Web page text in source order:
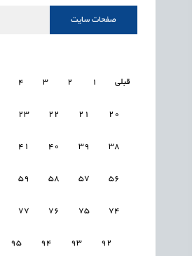
صفحات سایت
قبلی 1
2
3
4
20
21
22
23
38
39
40
41
56
57
58
59
74
75
76
77
92
93
94
95